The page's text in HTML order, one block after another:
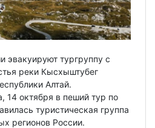
эвакуируют тургруппу с
реки Кысхыштубег
Алтай.
14 октября в пеший тур по
туристическая группа
регионов России.